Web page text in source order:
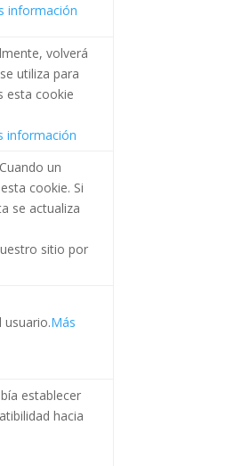
información
volverá
utiliza para
esta cookie
información
un
cookie. Si
se actualiza
sitio por
usuario.Más
establecer
hacia